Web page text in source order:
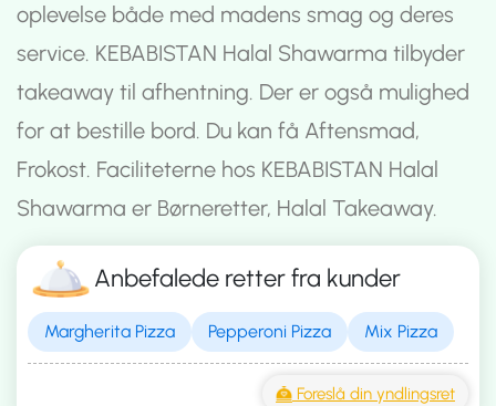
oplevelse både med madens smag og deres
service. KEBABISTAN Halal Shawarma tilbyder
takeaway til afhentning. Der er også mulighed
for at bestille bord. Du kan få Aftensmad,
Frokost. Faciliteterne hos KEBABISTAN Halal
Shawarma er Børneretter, Halal Takeaway.
Anbefalede retter fra kunder
Margherita Pizza Pepperoni Pizza Mix Pizza
Foreslå din yndlingsret